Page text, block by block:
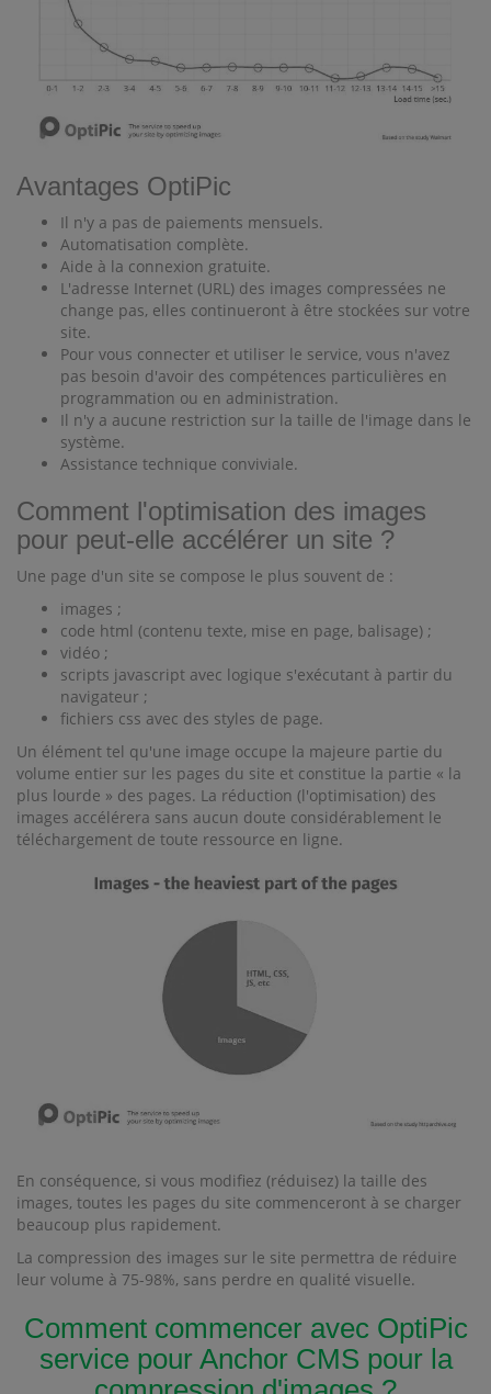
Avantages OptiPic
Il n'y a pas de paiements mensuels.
Automatisation complète.
Aide à la connexion gratuite.
L'adresse Internet (URL) des images compressées ne
change pas, elles continueront à être stockées sur votre
site.
Pour vous connecter et utiliser le service, vous n'avez
pas besoin d'avoir des compétences particulières en
programmation ou en administration.
Il n'y a aucune restriction sur la taille de l'image dans le
système.
Assistance technique conviviale.
Comment l'optimisation des images
pour peut-elle accélérer un site ?
Une page d'un site se compose le plus souvent de :
images ;
code html (contenu texte, mise en page, balisage) ;
vidéo ;
scripts javascript avec logique s'exécutant à partir du
navigateur ;
fichiers css avec des styles de page.
Un élément tel qu'une image occupe la majeure partie du
volume entier sur les pages du site et constitue la partie « la
plus lourde » des pages. La réduction (l'optimisation) des
images accélérera sans aucun doute considérablement le
téléchargement de toute ressource en ligne.
En conséquence, si vous modifiez (réduisez) la taille des
images, toutes les pages du site commenceront à se charger
beaucoup plus rapidement.
La compression des images sur le site permettra de réduire
leur volume à 75-98%, sans perdre en qualité visuelle.
Comment commencer avec OptiPic
service pour Anchor CMS pour la